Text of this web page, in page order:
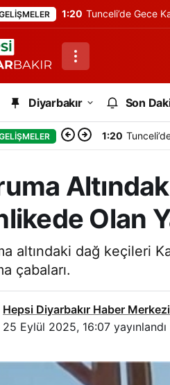
1:20 Tunceli’de Gece
Diyarbakır Son
1:20
Olan
altındaki dağ keçileri
çabaları.
Hepsi Diyarbakır Haber Merkezi
25 Eylül 2025, 16:07 yayınlandı